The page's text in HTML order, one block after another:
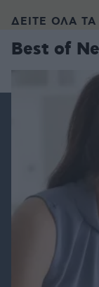
ΔΕΙΤΕ ΟΛΑ ΤΑ
Best of